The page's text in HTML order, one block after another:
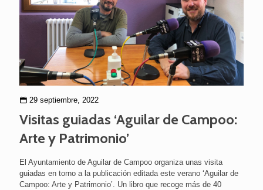
29 septiembre, 2022
Visitas guiadas ‘Aguilar de Campoo:
Arte y Patrimonio’
El Ayuntamiento de Aguilar de Campoo organiza unas visita
guiadas en torno a la publicación editada este verano ‘Aguilar de
Campoo: Arte y Patrimonio’. Un libro que recoge más de 40